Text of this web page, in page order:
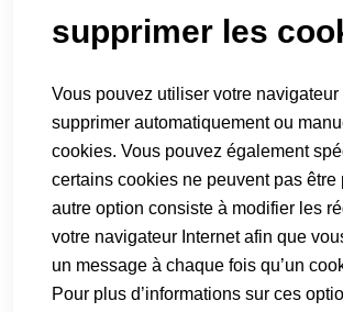
supprimer les
Vous pouvez utiliser votre
supprimer automatiquement ou
cookies. Vous pouvez également
certains cookies ne peuvent pas être
autre option consiste à modifier les
votre navigateur Internet afin que
un message à chaque fois qu’un
Pour plus d’informations sur ces